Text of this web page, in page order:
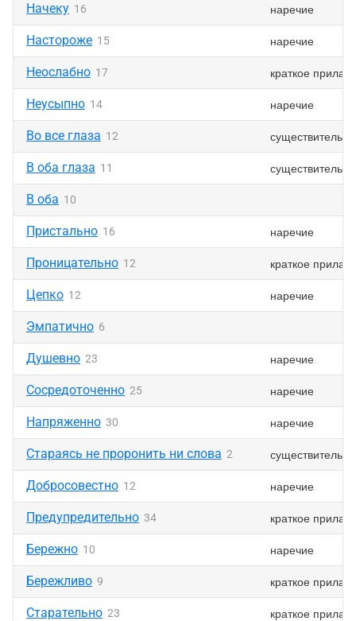
Начеку 16 наречие
Настороже 15 наречие
Неослабно 17 краткое
Неусыпно 14 наречие
Во все глаза 12
В оба глаза 11
В оба 10
Пристально 16 наречие
Проницательно 12 краткое
Цепко 12 наречие
Эмпатично 6
Душевно 23 наречие
Сосредоточенно 25 наречие
Напряженно 30 наречие
Стараясь не проронить ни слова 2
Добросовестно 12 наречие
Предупредительно 34 краткое
Бережно 10 наречие
Бережливо 9 краткое
Старательно 23 краткое